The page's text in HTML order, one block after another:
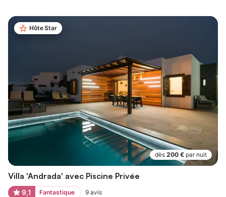
Hôte Star
dès 200 € par nuit
Villa 'Andrada' avec Piscine Privée
9,1 Fantastique 9 avis